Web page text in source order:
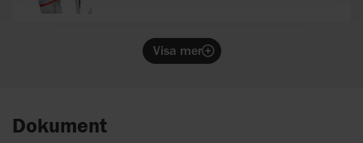
Visa mer
Dokument